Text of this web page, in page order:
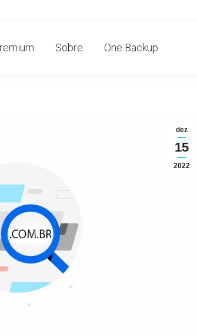
Sobre One Backup
dez
15
2022